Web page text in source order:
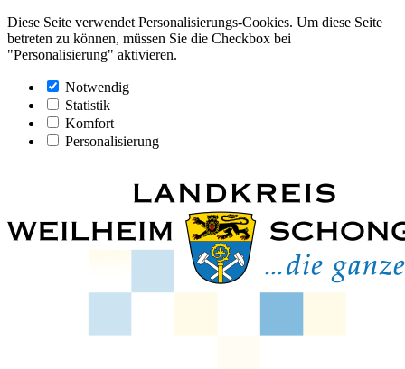
Diese Seite verwendet Personalisierungs-Cookies. Um diese Seite
betreten zu können, müssen Sie die Checkbox bei
"Personalisierung" aktivieren.
Notwendig
Statistik
Komfort
Personalisierung